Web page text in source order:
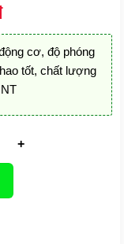
Giá
hiện
tại
là:
27.500.000 đ.
cơ, độ phóng
tốt, chất lượng